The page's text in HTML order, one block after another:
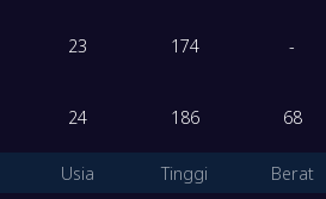
23 174 -
24 186 68
Usia Tinggi Berat